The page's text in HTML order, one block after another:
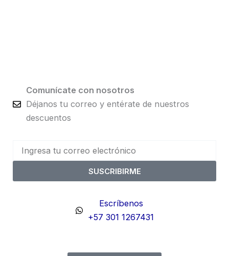
Comunícate con nosotros
Déjanos tu correo y entérate de nuestros
descuentos
SUSCRIBIRME
Escríbenos
+57 301 1267431